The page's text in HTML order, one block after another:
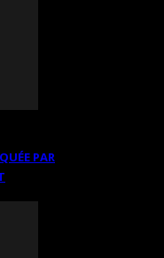
PAR